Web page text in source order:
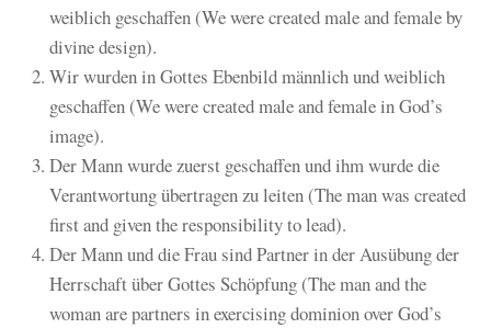
weiblich geschaffen (We were created male and female by
divine design).
Wir wurden in Gottes Ebenbild männlich und weiblich
geschaffen (We were created male and female in God’s
image).
Der Mann wurde zuerst geschaffen und ihm wurde die
Verantwortung übertragen zu leiten (The man was created
first and given the responsibility to lead).
Der Mann und die Frau sind Partner in der Ausübung der
Herrschaft über Gottes Schöpfung (The man and the
woman are partners in exercising dominion over God’s